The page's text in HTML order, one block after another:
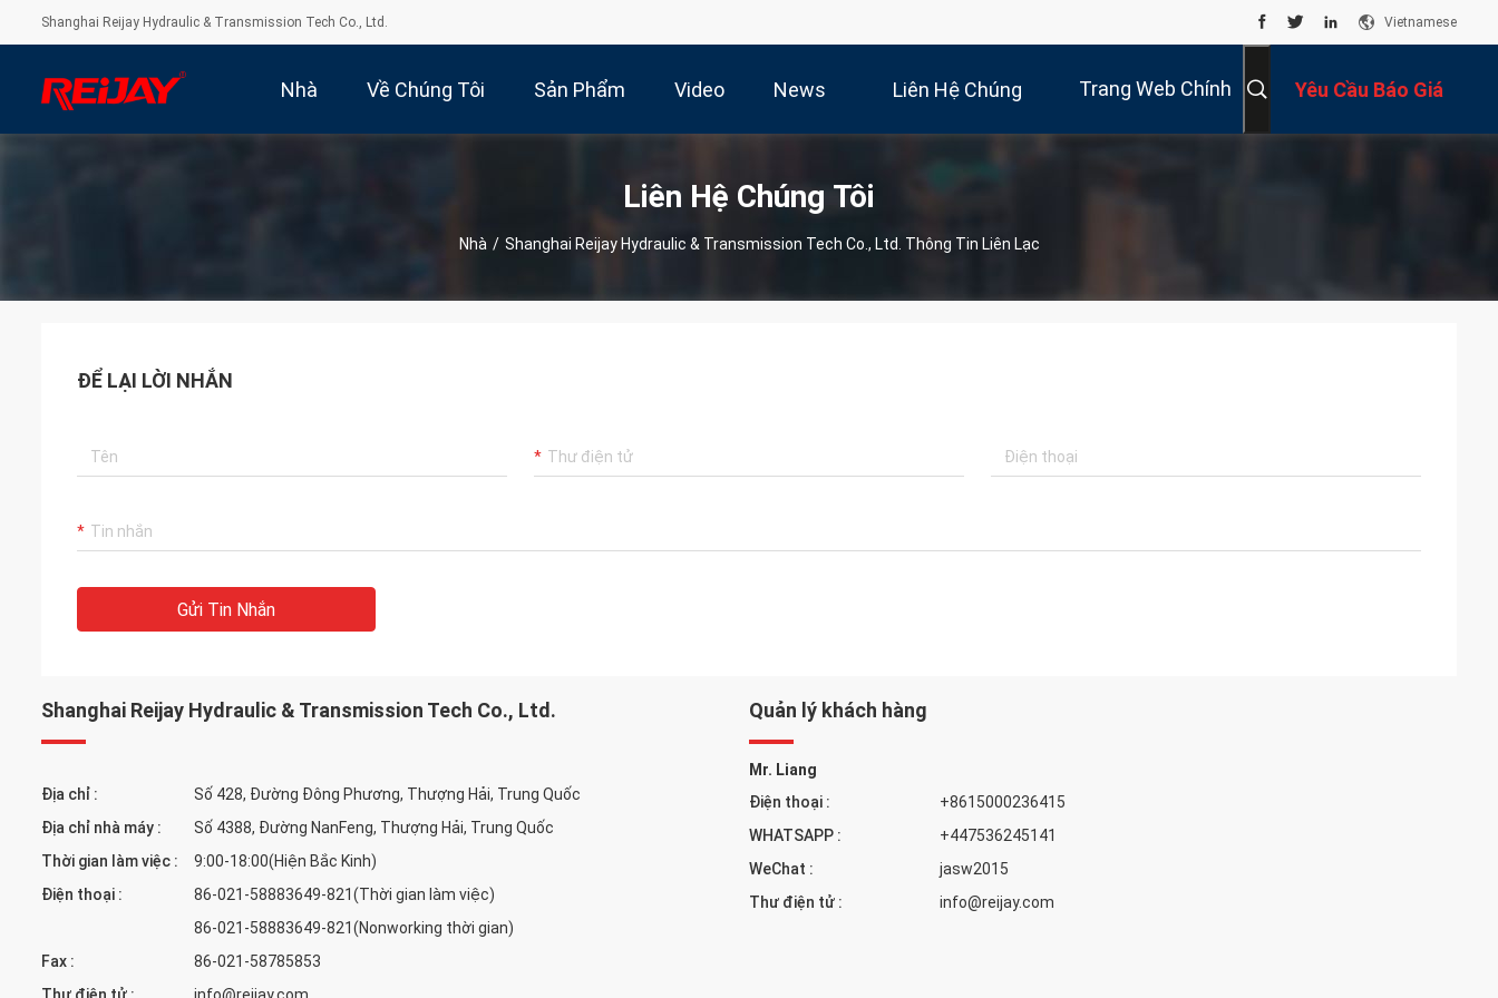
Shanghai Reijay Hydraulic & Transmission Tech Co., Ltd. Vietnamese
Nhà Về Chúng Tôi Sản Phẩm Video News Liên Hệ Chúng Trang Web Chính Yêu Cầu Báo Giá
Liên Hệ Chúng Tôi
Nhà / Shanghai Reijay Hydraulic & Transmission Tech Co., Ltd. Thông Tin Liên Lạc
ĐỂ LẠI LỜI NHẮN
Gửi Tin Nhắn
Shanghai Reijay Hydraulic & Transmission Tech Co., Ltd.
Địa chỉ :
Số 428, Đường Đông Phương, Thượng Hải, Trung Quốc
Địa chỉ nhà máy :
Số 4388, Đường NanFeng, Thượng Hải, Trung Quốc
Thời gian làm việc :
9:00-18:00(Hiện Bắc Kinh)
Điện thoại :
86-021-58883649-821(Thời gian làm việc)
86-021-58883649-821(Nonworking thời gian)
Fax :
86-021-58785853
Quản lý khách hàng
Mr. Liang
Điện thoại :
+8615000236415
WHATSAPP :
+447536245141
WeChat :
jasw2015
Thư điện tử :
info@reijay.com